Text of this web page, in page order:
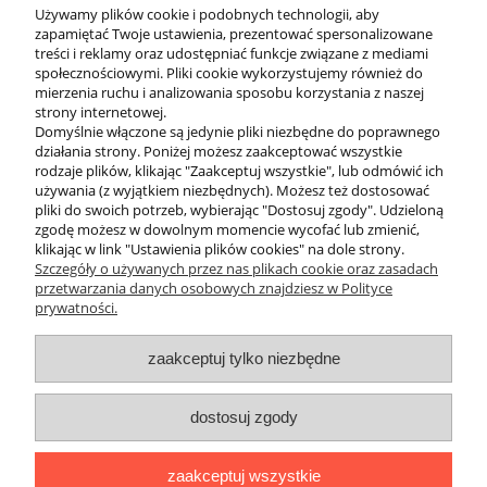
skrzyń transportowych.
Naklejki odblaskowe– zwiększające Twoją widoczność
podczas nurkowań nocnych.
Wybierając akcesoria wsklepie
nurkowym Divepl.pl
Masz pewność, że otrzymujesz produkty sprawdzone przez
nurków dla nurków. Dbamy o to, aby nasze markery i naklejki
cechowały się najwyższą przyczepnością i trwałością, co jest
kluczowe w wymagającym środowisku wodnym.
O nas
Obsługa klienta
Pomoc
Używamy plików cookie i podobnych technologii, aby
zapamiętać Twoje ustawienia, prezentować spersonalizowane
treści i reklamy oraz udostępniać funkcje związane z mediami
społecznościowymi. Pliki cookie wykorzystujemy również do
mierzenia ruchu i analizowania sposobu korzystania z naszej
strony internetowej.
Domyślnie włączone są jedynie pliki niezbędne do poprawnego
działania strony. Poniżej możesz zaakceptować wszystkie
rodzaje plików, klikając "Zaakceptuj wszystkie", lub odmówić ich
używania (z wyjątkiem niezbędnych). Możesz też dostosować
pliki do swoich potrzeb, wybierając "Dostosuj zgody". Udzieloną
zgodę możesz w dowolnym momencie wycofać lub zmienić,
klikając w link "Ustawienia plików cookies" na dole strony.
Szczegóły o używanych przez nas plikach cookie oraz zasadach
przetwarzania danych osobowych znajdziesz w Polityce
prywatności.
zaakceptuj tylko niezbędne
dostosuj zgody
zaakceptuj wszystkie